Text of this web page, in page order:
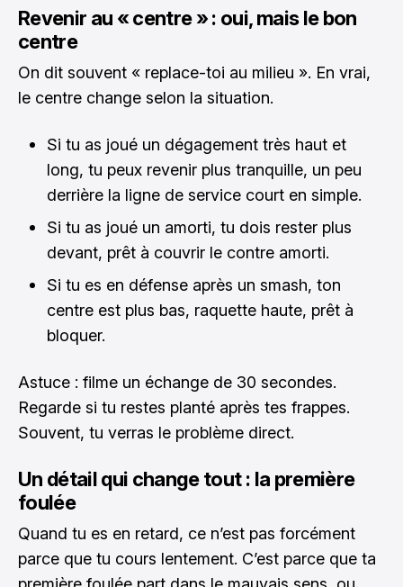
Revenir au « centre » : oui, mais le bon
centre
On dit souvent « replace-toi au milieu ». En vrai,
le centre change selon la situation.
Si tu as joué un dégagement très haut et
long, tu peux revenir plus tranquille, un peu
derrière la ligne de service court en simple.
Si tu as joué un amorti, tu dois rester plus
devant, prêt à couvrir le contre amorti.
Si tu es en défense après un smash, ton
centre est plus bas, raquette haute, prêt à
bloquer.
Astuce : filme un échange de 30 secondes.
Regarde si tu restes planté après tes frappes.
Souvent, tu verras le problème direct.
Un détail qui change tout : la première
foulée
Quand tu es en retard, ce n’est pas forcément
parce que tu cours lentement. C’est parce que ta